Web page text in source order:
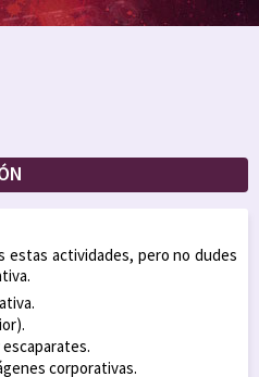
estas actividades, pero no dudes
corporativas.